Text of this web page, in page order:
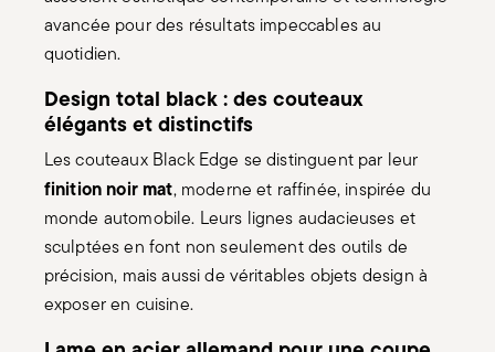
quotidien.
Design total black : des couteaux
élégants et distinctifs
Les couteaux Black Edge se distinguent par leur
finition noir mat, moderne et raffinée, inspirée du
monde automobile. Leurs lignes audacieuses et
sculptées en font non seulement des outils de
précision, mais aussi de véritables objets design à
exposer en cuisine.
Lame en acier allemand pour une coupe
précise et durable